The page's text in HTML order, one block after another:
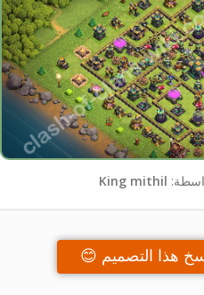
King mithil
هذا التصميم 😊